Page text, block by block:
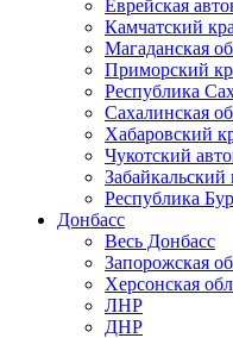
Еврейская
Камчатский
Магаданская
Приморский
Республика
Сахалинская
Хабаровский
Чукотский
Забайкальский
Республика
Донбасс
Весь Донбасс
Запорожская
Херсонская
ЛНР
ДНР